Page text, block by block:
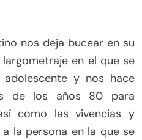
nos deja bucear en su
en el que se
y nos hace
de los años 80 para
como las vivencias y
la persona en la que se